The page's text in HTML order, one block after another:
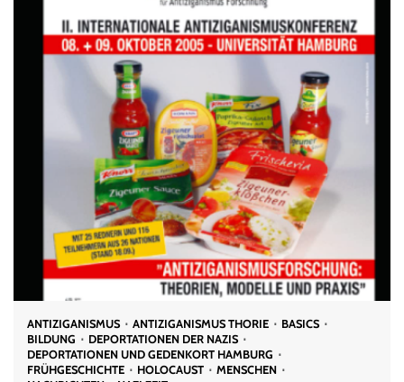
ANTIZIGANISMUS ANTIZIGANISMUS THORIE
BASICS
BILDUNG
DEPORTATIONEN DER NAZIS
DEPORTATIONEN UND GEDENKORT HAMBURG
FRÜHGESCHICHTE
HOLOCAUST
MENSCHEN